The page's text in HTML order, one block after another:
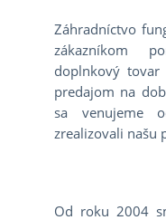
Záhradníctvo
zákazníkom
doplnkový
predajom na
sa venujeme
zrealizovali našu
Od roku 2004